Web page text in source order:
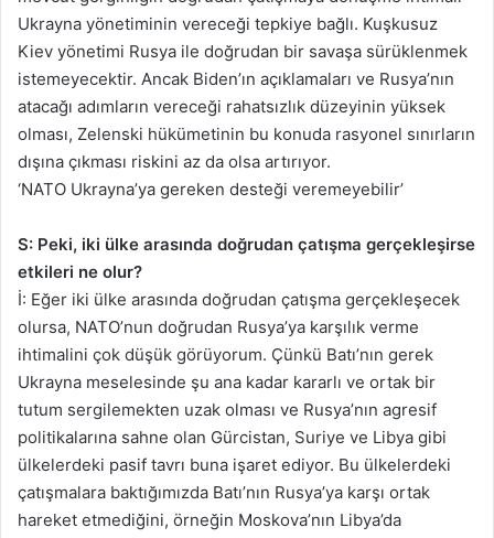
Ukrayna yönetiminin vereceği tepkiye bağlı. Kuşkusuz
Kiev yönetimi Rusya ile doğrudan bir savaşa sürüklenmek
istemeyecektir. Ancak Biden’ın açıklamaları ve Rusya’nın
atacağı adımların vereceği rahatsızlık düzeyinin yüksek
olması, Zelenski hükümetinin bu konuda rasyonel sınırların
dışına çıkması riskini az da olsa artırıyor.
‘NATO Ukrayna’ya gereken desteği veremeyebilir’
S: Peki, iki ülke arasında doğrudan çatışma gerçekleşirse
etkileri ne olur?
İ: Eğer iki ülke arasında doğrudan çatışma gerçekleşecek
olursa, NATO’nun doğrudan Rusya’ya karşılık verme
ihtimalini çok düşük görüyorum. Çünkü Batı’nın gerek
Ukrayna meselesinde şu ana kadar kararlı ve ortak bir
tutum sergilemekten uzak olması ve Rusya’nın agresif
politikalarına sahne olan Gürcistan, Suriye ve Libya gibi
ülkelerdeki pasif tavrı buna işaret ediyor. Bu ülkelerdeki
çatışmalara baktığımızda Batı’nın Rusya’ya karşı ortak
hareket etmediğini, örneğin Moskova’nın Libya’da